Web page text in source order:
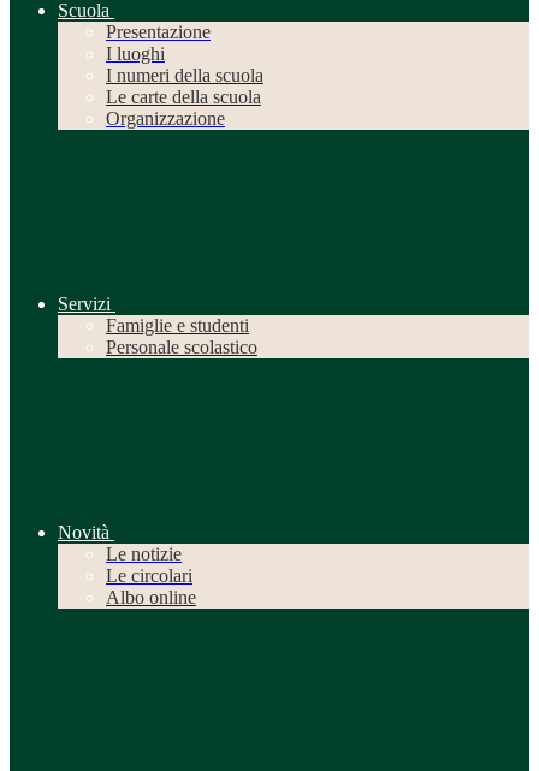
Scuola
Presentazione
I luoghi
I numeri della scuola
Le carte della scuola
Organizzazione
Servizi
Famiglie e studenti
Personale scolastico
Novità
Le notizie
Le circolari
Albo online